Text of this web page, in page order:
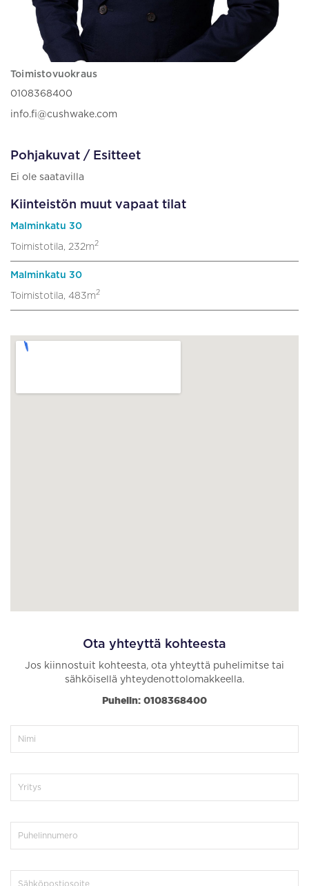
Toimistovuokraus
0108368400
info.fi@cushwake.com
Pohjakuvat / Esitteet
Ei ole saatavilla
Kiinteistön muut vapaat tilat
Malminkatu 30
Toimistotila, 232m2
Malminkatu 30
Toimistotila, 483m2
Ota yhteyttä kohteesta
Jos kiinnostuit kohteesta, ota yhteyttä puhelimitse tai
sähköisellä yhteydenottolomakkeella.
Puhelin: 0108368400